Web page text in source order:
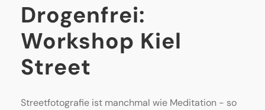
Drogenfrei:
Workshop Kiel
Street
Streetfotografie ist manchmal wie Meditation - so